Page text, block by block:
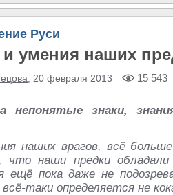
Руси
и умения наших
, 20 февраля 2013 15 543
непонятые знаки,
наших врагов, всё
что наши предки обладали
ещё пока даже не
таки определяется не